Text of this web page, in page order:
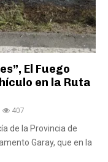
El Fuego
en la Ruta
407
de la Provincia de
Garay, que en la